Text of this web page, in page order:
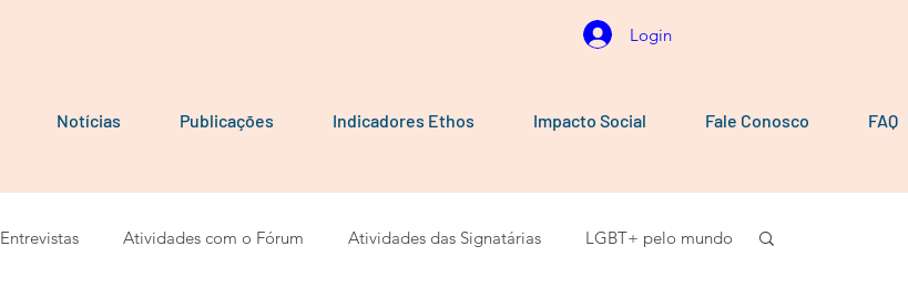
Login
Notícias Publicações Indicadores Ethos Impacto Social Fale Conosco FAQ
Entrevistas Atividades com o Fórum Atividades das Signatárias LGBT+ pelo mundo